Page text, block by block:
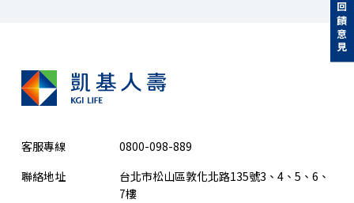
客服專線
0800-098-889
聯絡地址
台北市松山區敦化北路135號3、4、5、6、
7樓
回饋意見